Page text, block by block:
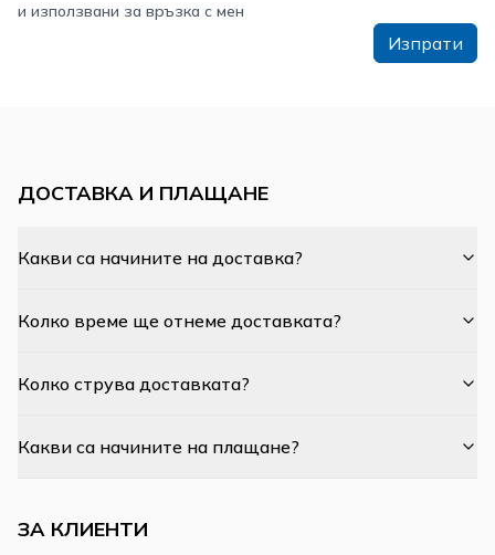
и използвани за връзка с мен
Изпрати
ДОСТАВКА И ПЛАЩАНЕ
Какви са начините на доставка?
Колко време ще отнеме доставката?
Колко струва доставката?
Какви са начините на плащане?
ЗА КЛИЕНТИ